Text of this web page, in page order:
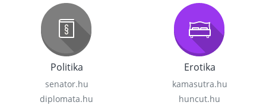
Politika
senator.hu
diplomata.hu
Erotika
kamasutra.hu
huncut.hu